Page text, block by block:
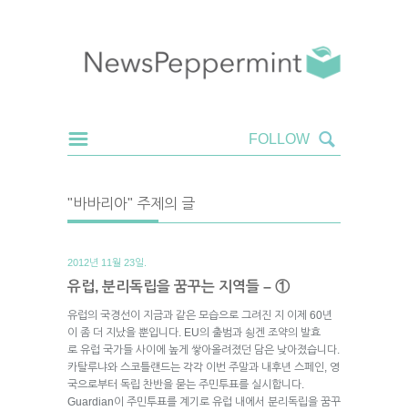
"바바리아" 주제의 글
2012년 11월 23일.
유럽, 분리독립을 꿈꾸는 지역들 – ①
유럽의 국경선이 지금과 같은 모습으로 그려진 지 이제 60년
이 좀 더 지났을 뿐입니다. EU의 출범과 쇵겐 조약의 발효
로 유럽 국가들 사이에 높게 쌓아올려졌던 담은 낮아졌습니다.
카탈루냐와 스코틀랜드는 각각 이번 주말과 내후년 스페인, 영
국으로부터 독립 찬반을 묻는 주민투표를 실시합니다.
Guardian이 주민투표를 계기로 유럽 내에서 분리독립을 꿈꾸